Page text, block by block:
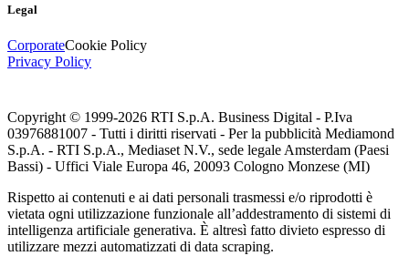
Legal
CorporateCookie Policy
Privacy Policy
Copyright © 1999-2026 RTI S.p.A. Business Digital - P.Iva
03976881007 - Tutti i diritti riservati - Per la pubblicità Mediamond
S.p.A. - RTI S.p.A., Mediaset N.V., sede legale Amsterdam (Paesi
Bassi) - Uffici Viale Europa 46, 20093 Cologno Monzese (MI)
Rispetto ai contenuti e ai dati personali trasmessi e/o riprodotti è
vietata ogni utilizzazione funzionale all’addestramento di sistemi di
intelligenza artificiale generativa. È altresì fatto divieto espresso di
utilizzare mezzi automatizzati di data scraping.